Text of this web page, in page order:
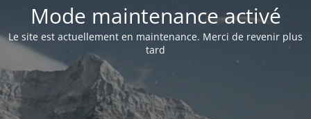
Mode maintenance activé
Le site est actuellement en maintenance. Merci de revenir plus
tard